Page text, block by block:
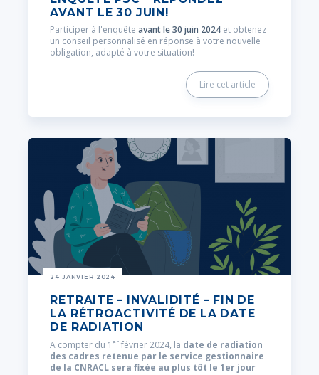
AVANT LE 30 JUIN!
Participer à l'enquêteavant le 30 juin 2024 et obtenez
un conseil personnalisé en réponse à votre nouvelle
obligation, adapté à votre situation!
Lire cet article
24 JANVIER 2024
RETRAITE – INVALIDITÉ – FIN DE
LA RÉTROACTIVITÉ DE LA DATE
DE RADIATION
A compter du 1er février 2024, la date de radiation
des cadres retenue par le service gestionnaire
de la CNRACL sera fixée au plus tôt le 1er jour